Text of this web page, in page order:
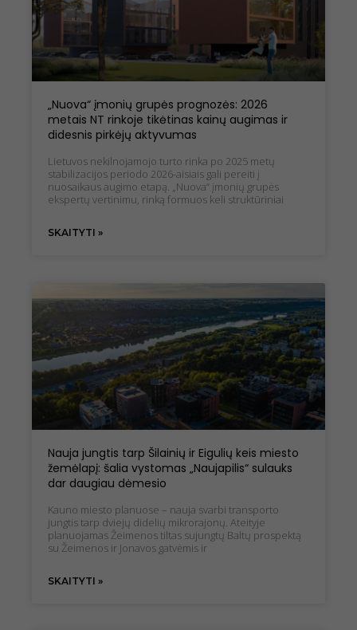
„Nuova“ įmonių grupės prognozės: 2026
metais NT rinkoje tikėtinas kainų augimas ir
didesnis pirkėjų aktyvumas
Lietuvos nekilnojamojo turto rinka po 2025 metų
stabilizacijos periodo 2026-aisiais gali pereiti į
nuosaikaus augimo etapą. „Nuova“ įmonių grupės
ekspertų vertinimu, rinką formuos keli struktūriniai
SKAITYTI »
Nauja jungtis tarp Šilainių ir Eigulių keis miesto
žemėlapį: šalia vystomas „Naujapilis“ sulauks
dar daugiau dėmesio
Kauno miesto planuose – nauja svarbi transporto
jungtis tarp dviejų didelių mikrorajonų. Ateityje
planuojamas Žeimenos tiltas sujungtų Baltų prospektą
su Žeimenos ir Jonavos gatvėmis ir
SKAITYTI »